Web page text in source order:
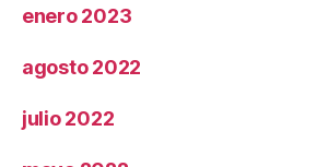
enero 2023
agosto 2022
julio 2022